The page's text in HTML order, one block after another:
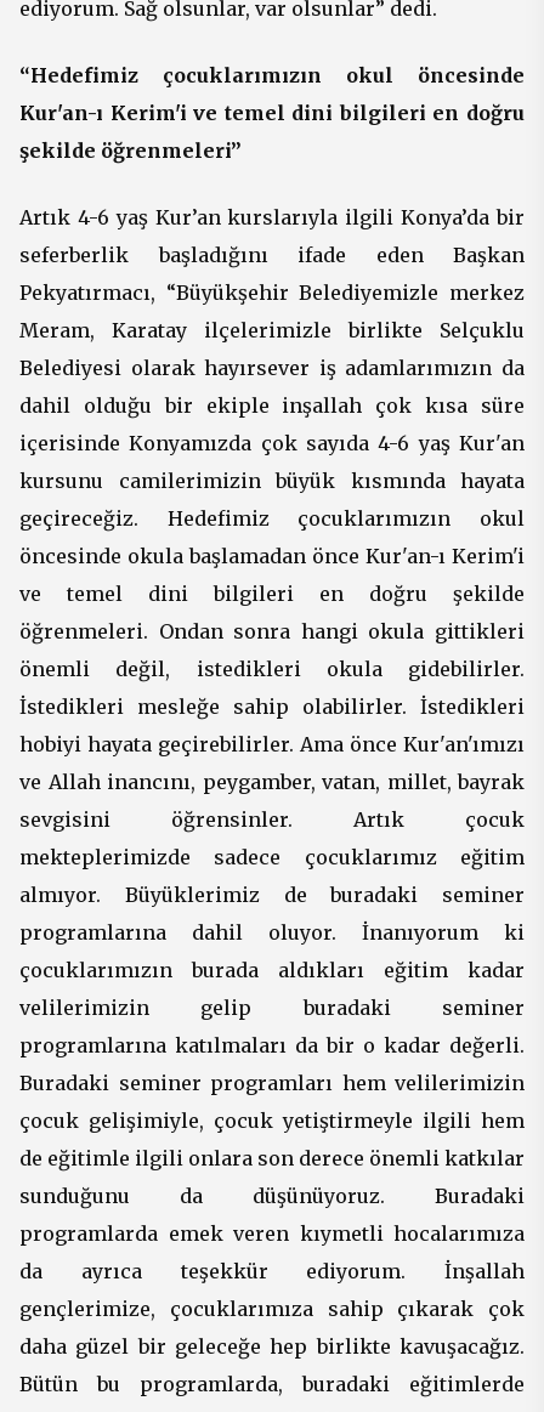
ediyorum. Sağ olsunlar, var olsunlar” dedi.
“Hedefimiz çocuklarımızın okul öncesinde
Kur'an-ı Kerim'i ve temel dini bilgileri en doğru
şekilde öğrenmeleri”
Artık 4-6 yaş Kur’an kurslarıyla ilgili Konya’da bir
seferberlik başladığını ifade eden Başkan
Pekyatırmacı, “Büyükşehir Belediyemizle merkez
Meram, Karatay ilçelerimizle birlikte Selçuklu
Belediyesi olarak hayırsever iş adamlarımızın da
dahil olduğu bir ekiple inşallah çok kısa süre
içerisinde Konyamızda çok sayıda 4-6 yaş Kur'an
kursunu camilerimizin büyük kısmında hayata
geçireceğiz. Hedefimiz çocuklarımızın okul
öncesinde okula başlamadan önce Kur'an-ı Kerim'i
ve temel dini bilgileri en doğru şekilde
öğrenmeleri. Ondan sonra hangi okula gittikleri
önemli değil, istedikleri okula gidebilirler.
İstedikleri mesleğe sahip olabilirler. İstedikleri
hobiyi hayata geçirebilirler. Ama önce Kur'an'ımızı
ve Allah inancını, peygamber, vatan, millet, bayrak
sevgisini öğrensinler. Artık çocuk
mekteplerimizde sadece çocuklarımız eğitim
almıyor. Büyüklerimiz de buradaki seminer
programlarına dahil oluyor. İnanıyorum ki
çocuklarımızın burada aldıkları eğitim kadar
velilerimizin gelip buradaki seminer
programlarına katılmaları da bir o kadar değerli.
Buradaki seminer programları hem velilerimizin
çocuk gelişimiyle, çocuk yetiştirmeyle ilgili hem
de eğitimle ilgili onlara son derece önemli katkılar
sunduğunu da düşünüyoruz. Buradaki
programlarda emek veren kıymetli hocalarımıza
da ayrıca teşekkür ediyorum. İnşallah
gençlerimize, çocuklarımıza sahip çıkarak çok
daha güzel bir geleceğe hep birlikte kavuşacağız.
Bütün bu programlarda, buradaki eğitimlerde